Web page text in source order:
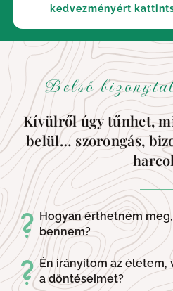
kedvezményért
Belső
Kívülről úgy tűnhet,
belül… szorongás,
Hogyan érthetném
bennem?
Én irányítom az életem,
a döntéseimet?